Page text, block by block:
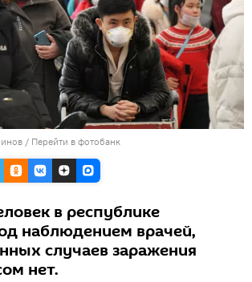
/ Перейти в фотобанк
в республике
наблюдением врачей,
случаев заражения
нет.